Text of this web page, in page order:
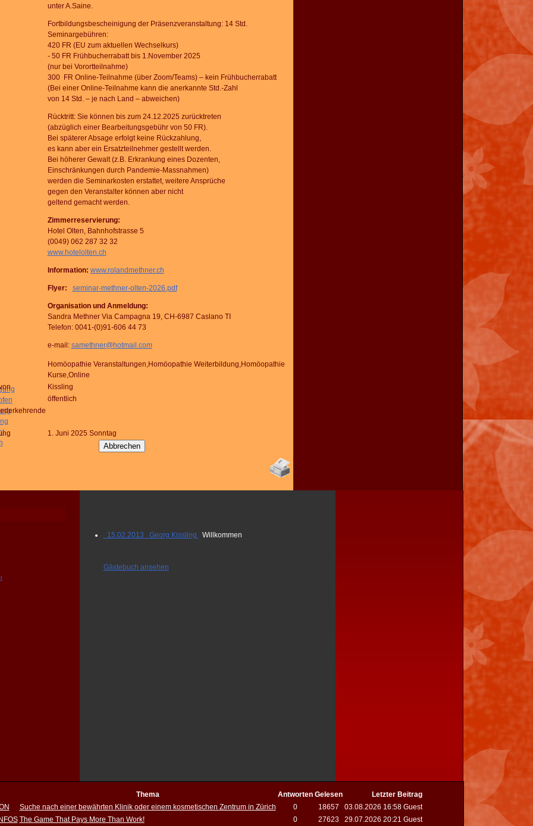
unter A.Saine.
Fortbildungsbescheinigung der Präsenzveranstaltung: 14 Std.
Seminargebühren:
420 FR (EU zum aktuellen Wechselkurs)
- 50 FR Frühbucherrabatt bis 1.November 2025
(nur bei Vorortteilnahme)
300 FR Online-Teilnahme (über Zoom/Teams) – kein Frühbucherrabatt
(Bei einer Online-Teilnahme kann die anerkannte Std.-Zahl
von 14 Std. – je nach Land – abweichen)
Rücktritt: Sie können bis zum 24.12.2025 zurücktreten
(abzüglich einer Bearbeitungsgebühr von 50 FR).
Bei späterer Absage erfolgt keine Rückzahlung,
es kann aber ein Ersatzteilnehmer gestellt werden.
Bei höherer Gewalt (z.B. Erkrankung eines Dozenten,
Einschränkungen durch Pandemie-Massnahmen)
werden die Seminarkosten erstattet, weitere Ansprüche
gegen den Veranstalter können aber nicht
geltend gemacht werden.
Zimmerreservierung:
Hotel Olten, Bahnhofstrasse 5
(0049) 062 287 32 32
www.hotelolten.ch
Information: www.rolandmethner.ch
Flyer: seminar-methner-olten-2026.pdf
Organisation und Anmeldung:
Sandra Methner Via Campagna 19, CH-6987 Caslano TI
Telefon: 0041-(0)91-606 44 73
e-mail: samethner@hotmail.com
Homöopathie Veranstaltungen,Homöopathie Weiterbildung,Homöopathie
Kurse,Online
Kissling
öffentlich
1. Juni 2025 Sonntag
15.02.2013 Georg Kissling Willkommen
Gästebuch ansehen
Thema Antworten Gelesen
Letzter Beitrag
Suche nach einer bewährten Klinik oder einem kosmetischen Zentrum in Zürich 0 18657
03.08.2026 16:58 Guest
The Game That Pays More Than Work! 0 27623
29.07.2026 20:21 Guest